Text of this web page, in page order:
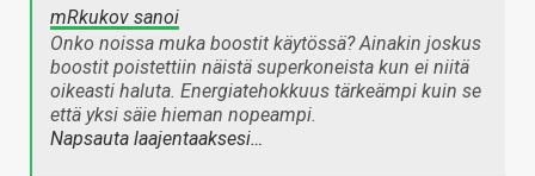
mRkukov sanoi
Onko noissa muka boostit käytössä? Ainakin joskus
boostit poistettiin näistä superkoneista kun ei niitä
oikeasti haluta. Energiatehokkuus tärkeämpi kuin se
että yksi säie hieman nopeampi.
Napsauta laajentaaksesi…